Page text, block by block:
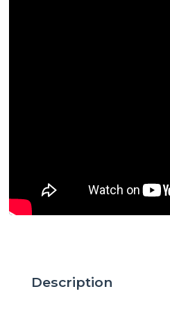
Description